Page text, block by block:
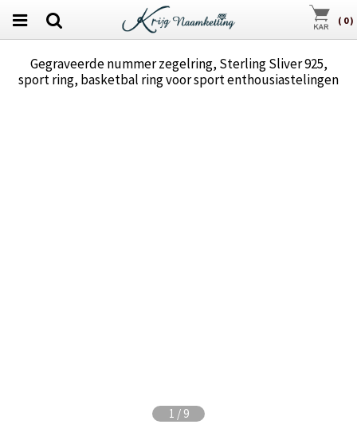
( 0)
Gegraveerde nummer zegelring, Sterling Sliver 925,
sport ring, basketbal ring voor sport enthousiastelingen
1 / 9